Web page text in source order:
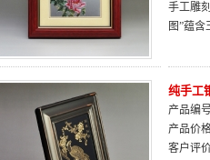
手工雕
图”蕴
纯手工
产品编
产品价
客户评